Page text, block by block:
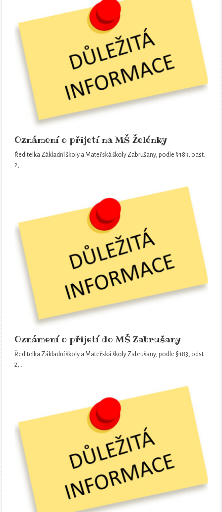
Oznámení o přijetí na MŠ Želénky
Ředitelka Základní školy a Mateřská školy Zabrušany, podle § 183, odst.
2,…
Oznámení o přijetí do MŠ Zabrušany
Ředitelka Základní školy a Mateřská školy Zabrušany, podle § 183, odst.
2,…